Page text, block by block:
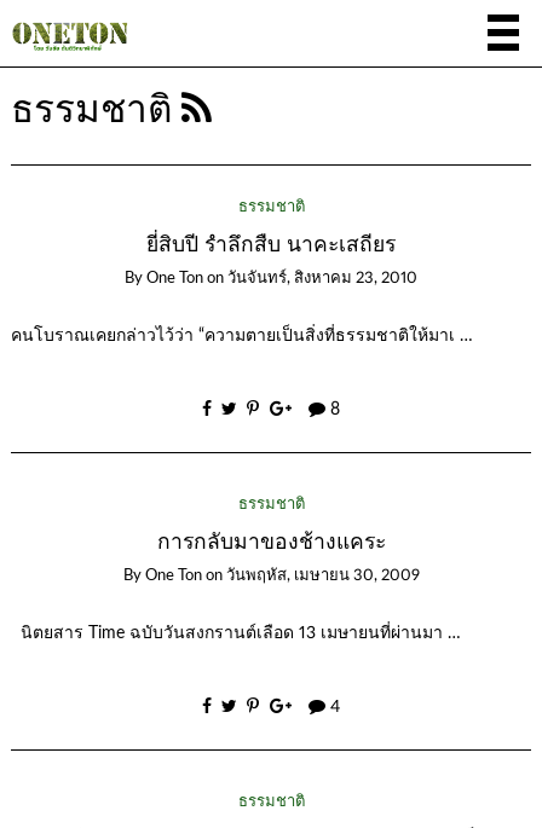
ธรรมชาติ
ธรรมชาติ
ยี่สิบปี รำลึกสืบ นาคะเสถียร
By One Ton on วันจันทร์, สิงหาคม 23, 2010
คนโบราณเคยกล่าวไว้ว่า “ความตายเป็นสิ่งที่ธรรมชาติให้มาเ …
8
ธรรมชาติ
การกลับมาของช้างแคระ
By One Ton on วันพฤหัส, เมษายน 30, 2009
นิตยสาร Time ฉบับวันสงกรานต์เลือด 13 เมษายนที่ผ่านมา …
4
ธรรมชาติ